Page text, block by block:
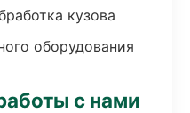
кузова
оборудования
с нами